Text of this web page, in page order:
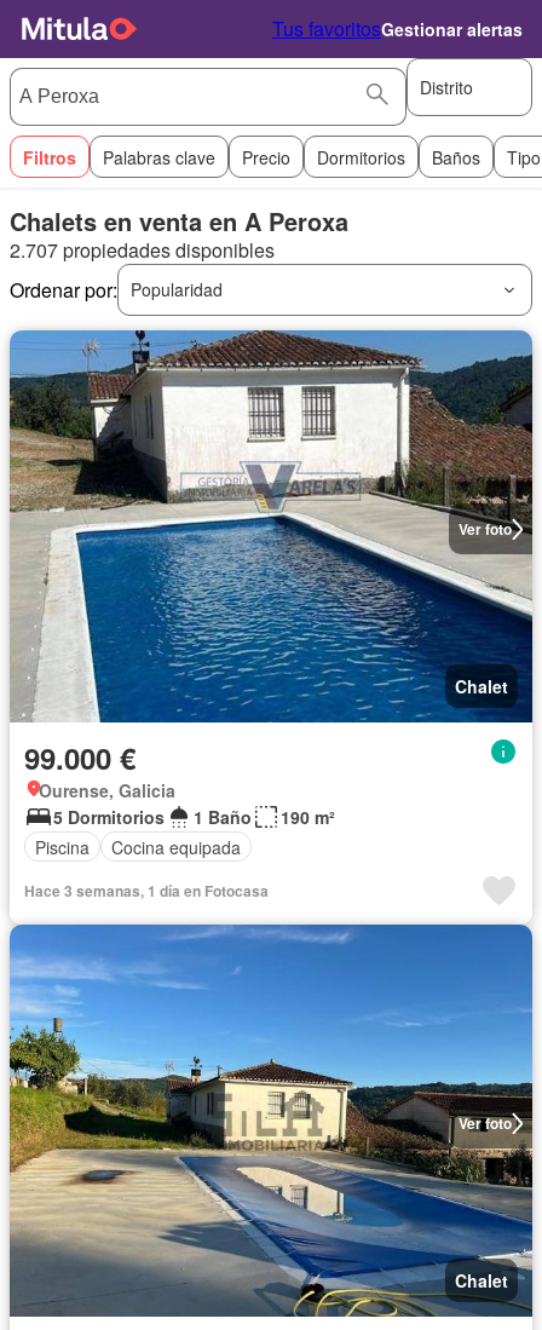
Tus favoritosGestionar alertas
Distrito
Filtros Palabras clave Precio Dormitorios Baños
Chalets en venta en A Peroxa
2.707 propiedades disponibles
Ordenar por:
Popularidad
Ver foto
Chalet
99.000 €
Ourense, Galicia
5 Dormitorios
1 Baño
190 m²
Piscina
Cocina equipada
Hace 3 semanas, 1 día en Fotocasa
Ver foto
Chalet